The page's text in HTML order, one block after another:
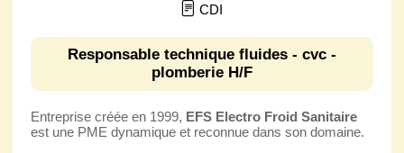
CDI
Responsable technique fluides - cvc -
plomberie H/F
Entreprise créée en 1999, EFS Electro Froid Sanitaire
est une PME dynamique et reconnue dans son domaine.